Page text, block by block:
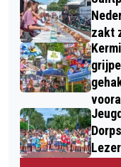
!
KUNST
UNKNOWNzakt